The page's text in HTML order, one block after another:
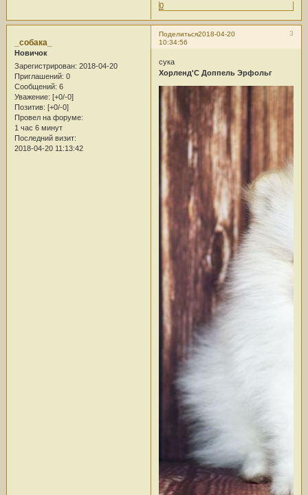
0
Поделиться 3
2018-04-20
10:34:56
_собака_
Новичок
Зарегистрирован: 2018-04-20
Приглашений: 0
Сообщений: 6
Уважение: [+0/-0]
Позитив: [+0/-0]
Провел на форуме:
1 час 6 минут
Последний визит:
2018-04-20 11:13:42
сука
Хорленд'С Доппель Эрфольг